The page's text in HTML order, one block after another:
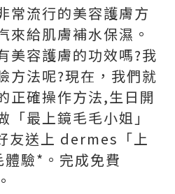
常流行的美容護膚方
來給肌膚補水保濕。
美容護膚的功效嗎?我
方法呢?現在，我們就
正確操作方法,生日開
最上鏡毛毛小姐」
友送上 dermes「上
驗*。完成免費